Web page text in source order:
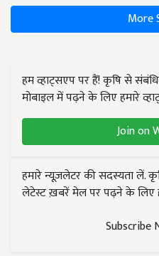
More
हम व्हाट्सएप पर हैं! कृषि से
मोबाइल में पढ़ने के लिए हमारे
Join on
हमारे न्यूज़लेटर की सदस्यता लें.
लेटेस्ट ख़बरें मेल पर पढ़ने के लिए
Subscribe